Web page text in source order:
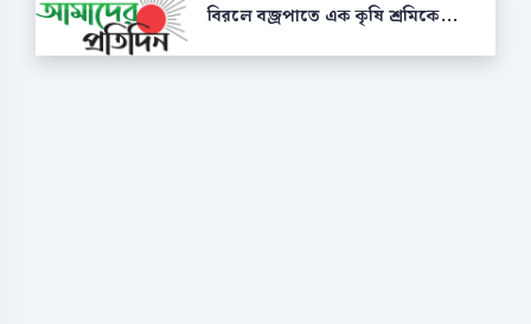
বিরলে বজ্রপাতে এক কৃষি শ্রমিকে...